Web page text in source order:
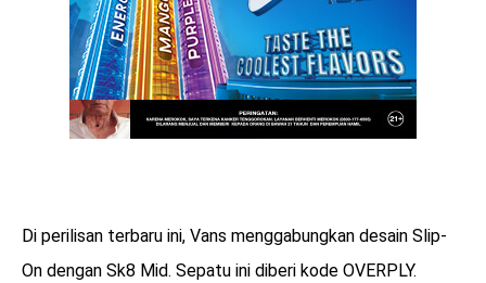
Di perilisan terbaru ini, Vans menggabungkan desain Slip-
On dengan Sk8 Mid. Sepatu ini diberi kode OVERPLY.